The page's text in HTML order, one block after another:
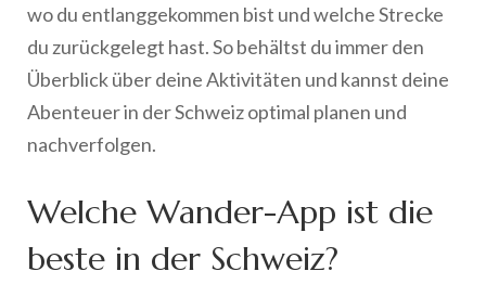
wo du entlanggekommen bist und welche Strecke
du zurückgelegt hast. So behältst du immer den
Überblick über deine Aktivitäten und kannst deine
Abenteuer in der Schweiz optimal planen und
nachverfolgen.
Welche Wander-App ist die
beste in der Schweiz?